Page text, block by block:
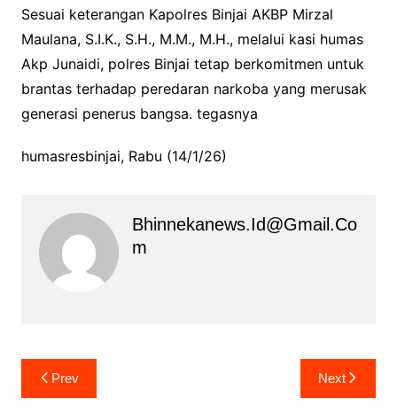
Sesuai keterangan Kapolres Binjai AKBP Mirzal
Maulana, S.I.K., S.H., M.M., M.H., melalui kasi humas
Akp Junaidi, polres Binjai tetap berkomitmen untuk
brantas terhadap peredaran narkoba yang merusak
generasi penerus bangsa. tegasnya
humasresbinjai, Rabu (14/1/26)
Bhinnekanews.id@gmail.co
M
Navigasi
pos
Prev Next